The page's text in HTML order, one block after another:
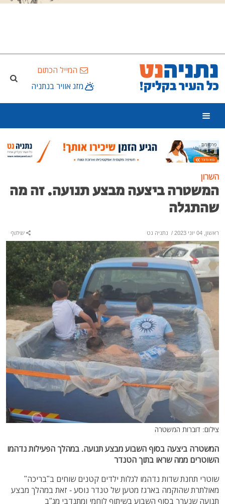
המייל הכתום
מזג אוויר בנתניה
פרסומת
השרון
המשטרה ביצעה מבצע תנועה. זה מה
שהתגלה
ראשון, 04 יוני 2023 / נתניה נט שיתוף
צילום: דוברות המשטרה
המשטרה ביצעה בסוף השבוע מבצע תנועה. במהלך הפעילות נדהמו
השוטרים ממה שראו בתוך הטנדר
שוטרי תחנת שדות נדהמו לגלות ילדים קטנים שוחים ב"בריכה"
מאולתרת שהוקמה בארגז מטען של טנדר נוסע - זאת במהלך מבצע
תנועה שנערך בסוף השבוע בשיתוף לוחמי ומתנדבי מג"ב